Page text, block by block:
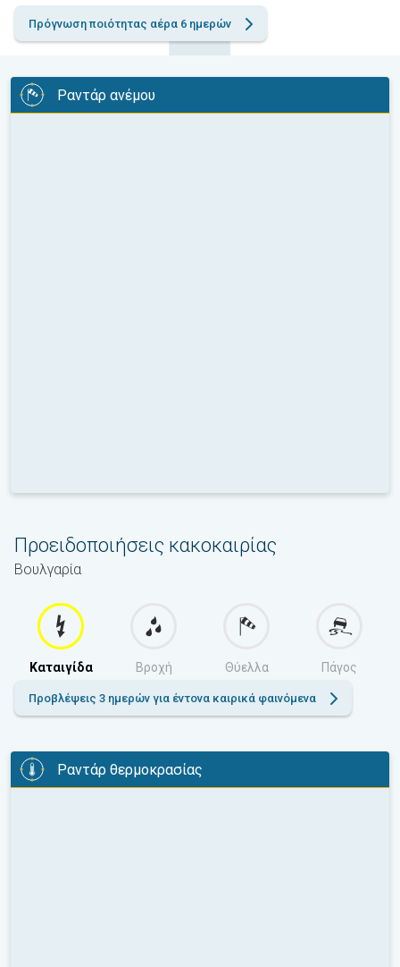
Πρόγνωση ποιότητας αέρα 6 ημερών
Ραντάρ ανέμου
Προειδοποιήσεις κακοκαιρίας
Βουλγαρία
Καταιγίδα Βροχή Θύελλα Πάγος
Προβλέψεις 3 ημερών για έντονα καιρικά φαινόμενα
Ραντάρ θερμοκρασίας